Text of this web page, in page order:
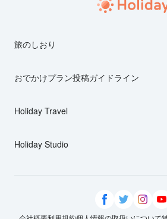
旅のしおり
おでかけプラン投稿ガイドライン
Holiday Travel
Holiday Studio